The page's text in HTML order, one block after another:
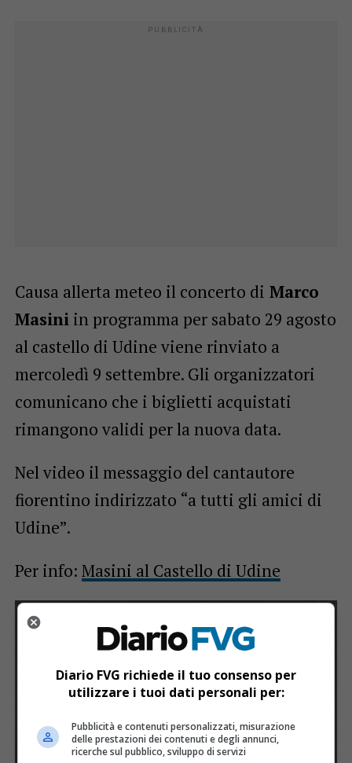
Causa allerta meteo il concerto di Marco
Masiniin programma per sabato 29 agosto
al castello di Udine viene rinviato a
mercoledì 9 settembre. Gli organizzatori
comunicano che i biglietti acquistati
rimangono validi per la nuova data.
Nel video il messaggio del cantautore
fiorentino indirizzato “a tutti gli amici di
Udine”.
Per info: Masini al Castello di Udine
Video
Player
Diario FVG richiede il tuo consenso per
utilizzare i tuoi dati personali per:
Pubblicità e contenuti personalizzati, misurazione
delle prestazioni dei contenuti e degli annunci,
ricerche sul pubblico, sviluppo di servizi